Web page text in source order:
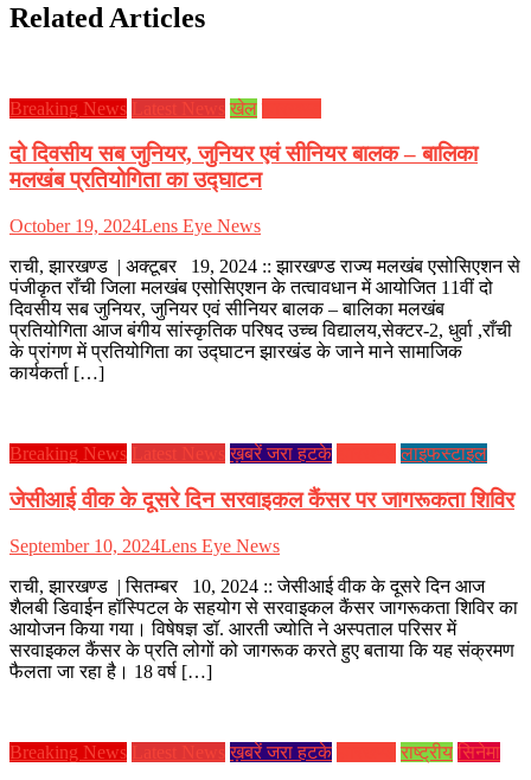
Related Articles
Breaking News Latest News खेल
दो दिवसीय सब जुनियर, जुनियर एवं सीनियर बालक – बालिका
मलखंब प्रतियोगिता का उद्घाटन
October 19, 2024Lens Eye News
राची, झारखण्ड | अक्टूबर 19, 2024 :: झारखण्ड राज्य मलखंब एसोसिएशन से
पंजीकृत राँची जिला मलखंब एसोसिएशन के तत्वावधान में आयोजित 11वीं दो
दिवसीय सब जुनियर, जुनियर एवं सीनियर बालक – बालिका मलखंब
प्रतियोगिता आज बंगीय सांस्कृतिक परिषद उच्च विद्यालय,सेक्टर-2, धुर्वा ,राँची
के प्रांगण में प्रतियोगिता का उद्घाटन झारखंड के जाने माने सामाजिक
कार्यकर्ता […]
Breaking News Latest News ख़बरें जरा हटके लाइफस्टाइल
जेसीआई वीक के दूसरे दिन सरवाइकल कैंसर पर जागरूकता शिविर
September 10, 2024Lens Eye News
राची, झारखण्ड | सितम्बर 10, 2024 :: जेसीआई वीक के दूसरे दिन आज
शैलबी डिवाईन हॉस्पिटल के सहयोग से सरवाइकल कैंसर जागरूकता शिविर का
आयोजन किया गया। विषेषज्ञ डॉ. आरती ज्योति ने अस्पताल परिसर में
सरवाइकल कैंसर के प्रति लोगों को जागरूक करते हुए बताया कि यह संक्रमण
फैलता जा रहा है। 18 वर्ष […]
Breaking News Latest News ख़बरें जरा हटके राष्ट्रीय सिनेमा